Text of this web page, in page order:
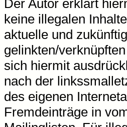
Der Autor erklärt
keine illegalen
aktuelle und
gelinkten/
sich hiermit
nach der
des eigenen
Fremdeinträge in